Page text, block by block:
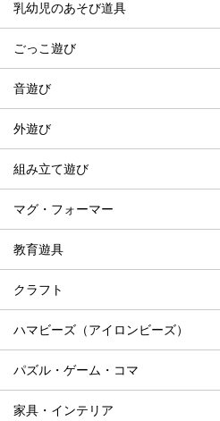
乳幼児のあそび道具
ごっこ遊び
音遊び
外遊び
組み立て遊び
マグ・フォーマー
教育遊具
クラフト
ハマビーズ（アイロンビーズ）
パズル・ゲーム・コマ
家具・インテリア